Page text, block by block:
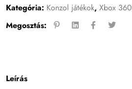
Kategória: Konzol játékok,Xbox 360
Megosztás:
Leírás